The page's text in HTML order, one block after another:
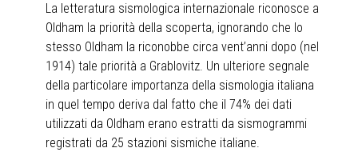
La letteratura sismologica internazionale riconosce a
Oldham la priorità della scoperta, ignorando che lo
stesso Oldham la riconobbe circa vent’anni dopo (nel
1914) tale priorità a Grablovitz. Un ulteriore segnale
della particolare importanza della sismologia italiana
in quel tempo deriva dal fatto che il 74% dei dati
utilizzati da Oldham erano estratti da sismogrammi
registrati da 25 stazioni sismiche italiane.